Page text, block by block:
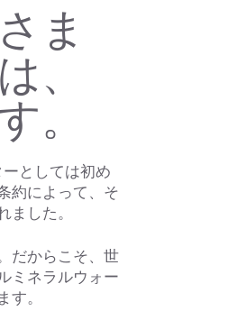
ま
、
。
としては初め
約によって、そ
した。
だからこそ、世
ミネラルウォー
。